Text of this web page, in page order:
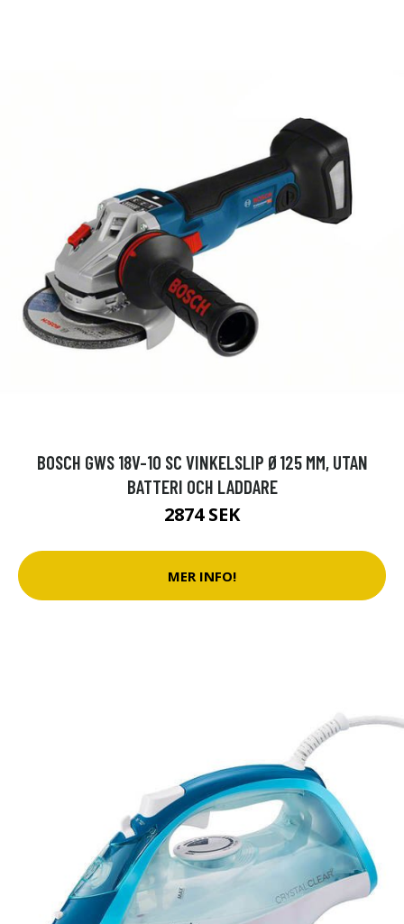
BOSCH GWS 18V-10 SC VINKELSLIP Ø125 MM, UTAN
BATTERI OCH LADDARE
2874 SEK
MER INFO!